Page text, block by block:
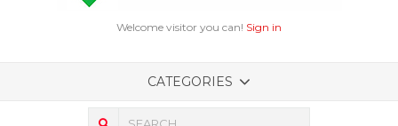
Welcome visitor you can! Sign in
CATEGORIES